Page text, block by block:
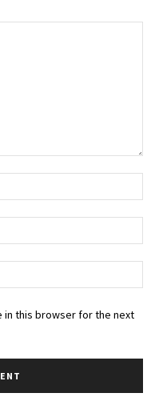
in this browser for the next